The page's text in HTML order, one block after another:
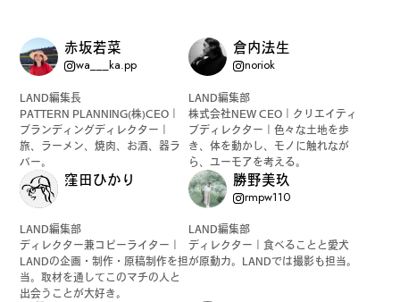
赤坂若菜
wa___ka.pp
LAND編集長
PATTERN PLANNING(株)CEO｜
ブランディングディレクター｜
旅、ラーメン、焼肉、お酒、器ラ
バー。
倉内法生
noriok
LAND編集部
株式会社NEW CEO｜クリエイティ
ブディレクター｜色々な土地を歩
き、体を動かし、モノに触れなが
ら、ユーモアを考える。
窪田ひかり
LAND編集部
ディレクター兼コピーライター｜
LANDの企画・制作・原稿制作を担
当。取材を通してこのマチの人と
出会うことが大好き。
勝野美玖
rmpw110
LAND編集部
ディレクター｜食べることと愛犬
が原動力。LANDでは撮影も担当。